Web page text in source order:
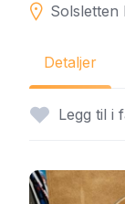
Solsletten
Detaljer
Legg til i